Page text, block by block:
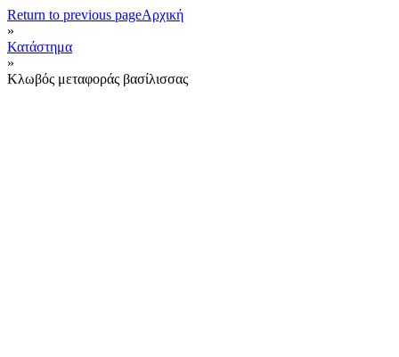
Return to previous pageΑρχική
»
Κατάστημα
»
Κλωβός μεταφοράς βασίλισσας